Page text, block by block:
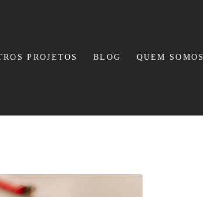
PROJETOS BLOG QUEM SOMOS